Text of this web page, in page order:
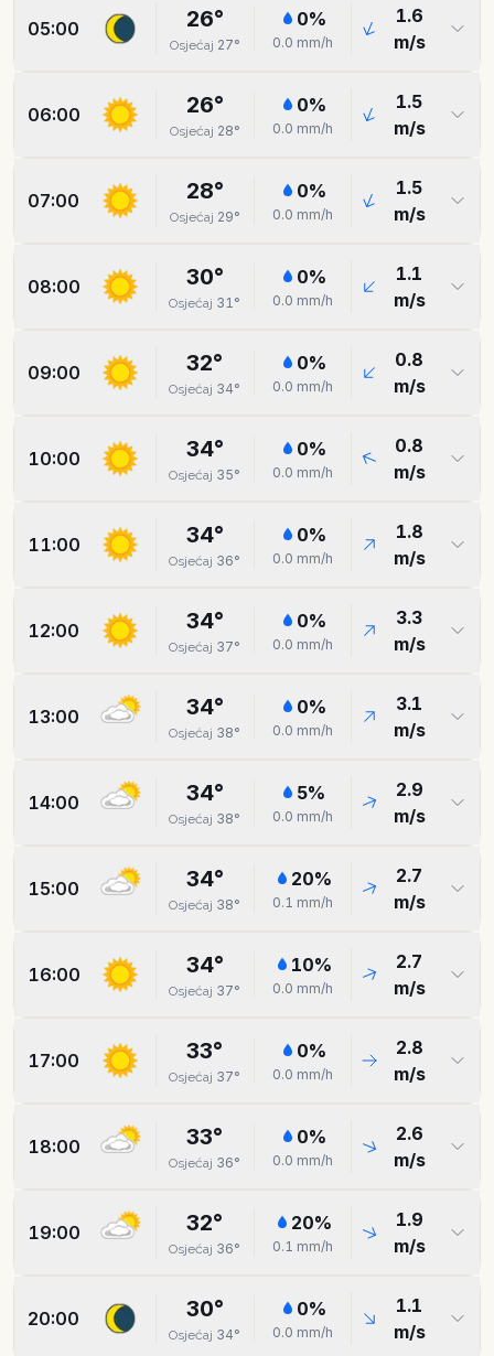
05:00 26°
Osjećaj 27°
0%
0.0 mm/h
1.6
m/s
06:00 26°
Osjećaj 28°
0%
0.0 mm/h
1.5
m/s
07:00 28°
Osjećaj 29°
0%
0.0 mm/h
1.5
m/s
08:00 30°
Osjećaj 31°
0%
0.0 mm/h
1.1
m/s
09:00 32°
Osjećaj 34°
0%
0.0 mm/h
0.8
m/s
10:00 34°
Osjećaj 35°
0%
0.0 mm/h
0.8
m/s
11:00 34°
Osjećaj 36°
0%
0.0 mm/h
1.8
m/s
12:00 34°
Osjećaj 37°
0%
0.0 mm/h
3.3
m/s
13:00 34°
Osjećaj 38°
0%
0.0 mm/h
3.1
m/s
14:00 34°
Osjećaj 38°
5%
0.0 mm/h
2.9
m/s
15:00 34°
Osjećaj 38°
20%
0.1 mm/h
2.7
m/s
16:00 34°
Osjećaj 37°
10%
0.0 mm/h
2.7
m/s
17:00 33°
Osjećaj 37°
0%
0.0 mm/h
2.8
m/s
18:00 33°
Osjećaj 36°
0%
0.0 mm/h
2.6
m/s
19:00 32°
Osjećaj 36°
20%
0.1 mm/h
1.9
m/s
20:00 30°
Osjećaj 34°
0%
0.0 mm/h
1.1
m/s